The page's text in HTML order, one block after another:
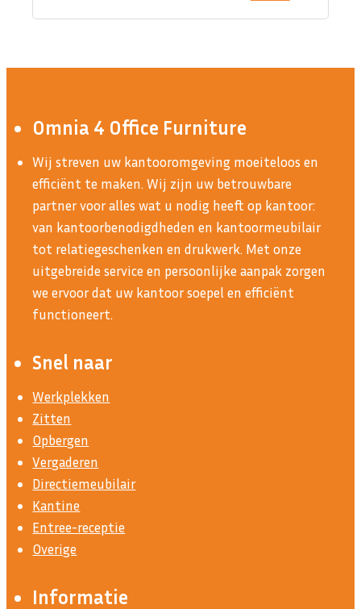
Omnia 4 Office Furniture
Wij streven uw kantooromgeving moeiteloos en
efficiënt te maken. Wij zijn uw betrouwbare
partner voor alles wat u nodig heeft op kantoor:
van kantoorbenodigdheden en kantoormeubilair
tot relatiegeschenken en drukwerk. Met onze
uitgebreide service en persoonlijke aanpak zorgen
we ervoor dat uw kantoor soepel en efficiënt
functioneert.
Snel naar
Werkplekken
Zitten
Opbergen
Vergaderen
Directiemeubilair
Kantine
Entree-receptie
Overige
Informatie